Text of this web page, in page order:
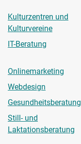
Kulturzentren und
Kulturvereine
IT-Beratung
Onlinemarketing
Webdesign
Gesundheitsberatung
Still- und
Laktationsberatung